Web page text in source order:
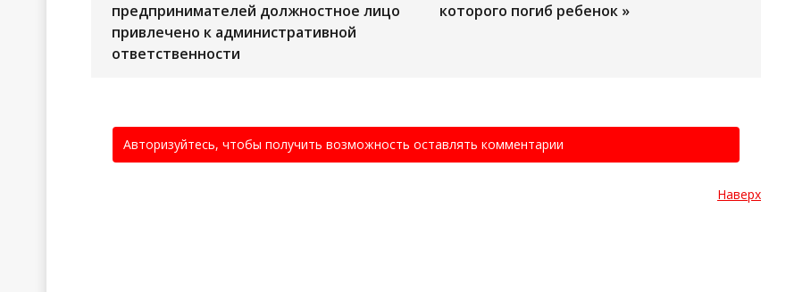
предпринимателей должностное лицо
привлечено к административной
ответственности
которого погиб ребенок »
Авторизуйтесь, чтобы получить возможность оставлять комментарии
Наверх